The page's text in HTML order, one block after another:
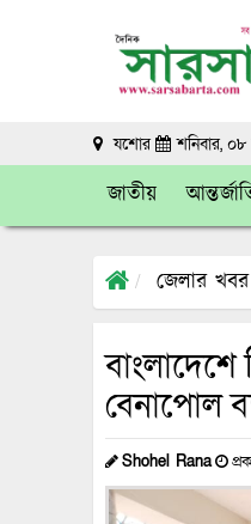
যশোর শনিবার,
জাতীয়
জেলার খবর
বেনাপোল
Shohel Rana